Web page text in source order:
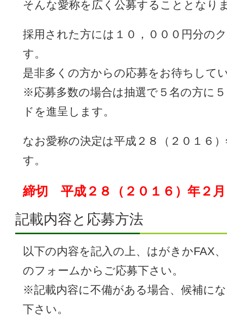
そんな愛称を広く公募することとなり
採用された方には１０，０００円分の
す。
是非多くの方からの応募をお待ちして
※応募多数の場合は抽選で５名の方に
ドを進呈します。
なお愛称の決定は平成２８（２０１６
す。
締切 平成２８（２０１６）年２
記載内容と応募方法
以下の内容を記入の上、はがきかFAX
のフォームからご応募下さい。
※記載内容に不備がある場合、候補に
下さい。